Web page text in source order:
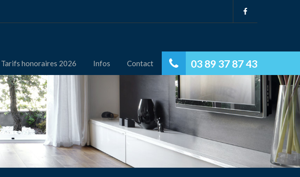
03 89 37 87 43
Tarifs honoraires 2026 Infos Contact